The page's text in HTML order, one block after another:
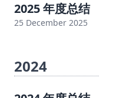
2025 年度总结
25 December 2025
2024